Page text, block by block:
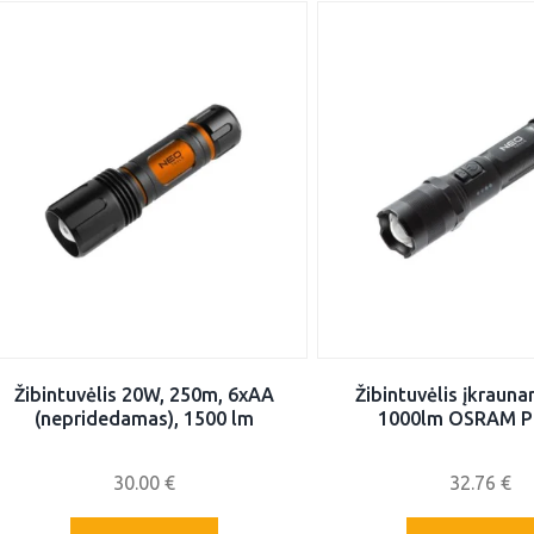
Žibintuvėlis 20W, 250m, 6xAA
(nepridedamas), 1500 lm
30.00 €
Žibintuvėlis
1000lm OSRAM
32.76€